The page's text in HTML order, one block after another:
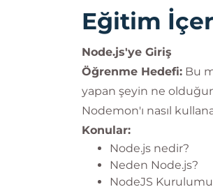
Eğitim
Node.js'ye Giriş
Öğrenme Hedefi: Bu
yapan şeyin ne
Nodemon'ı nasıl
Konular:
Node.js nedir?
Neden Node.js?
NodeJS Kurulumu